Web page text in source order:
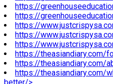
https://
https://
https://
https://
https://
https://theasiandiary.com/
https://theasiandiary.com/
https://theasiandiary.com/